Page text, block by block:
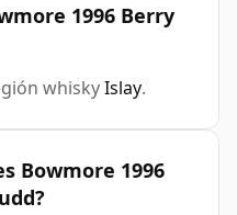
1996 Berry
whiskyIslay.
Bowmore 1996